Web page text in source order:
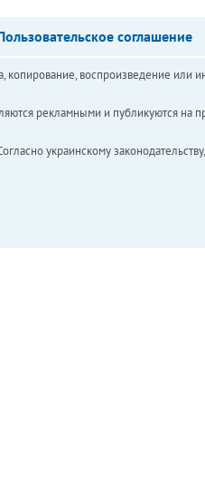
соглашение
воспроизведение или
рекламными и публикуются на
украинскому